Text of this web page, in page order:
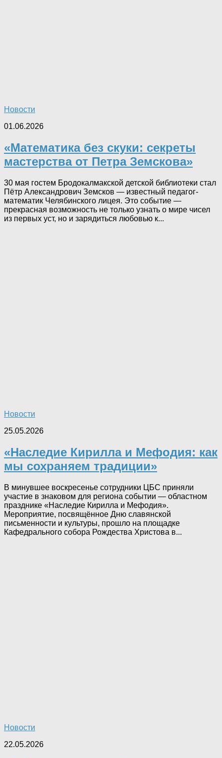
Новости
01.06.2026
«Математика без скуки: секреты
мастерства от Петра Земскова»
30 мая гостем Бродокалмакской детской библиотеки стал
Пётр Александрович Земсков — известный педагог-
математик Челябинского лицея. Это событие —
прекрасная возможность не только узнать о мире чисел
из первых уст, но и зарядиться любовью к...
Новости
25.05.2026
«Наследие Кирилла и Мефодия: как
мы сохраняем традиции»
В минувшее воскресенье сотрудники ЦБС приняли
участие в знаковом для региона событии — областном
празднике «Наследие Кирилла и Мефодия».
Мероприятие, посвящённое Дню славянской
письменности и культуры, прошло на площадке
Кафедрального собора Рождества Христова в...
Новости
22.05.2026